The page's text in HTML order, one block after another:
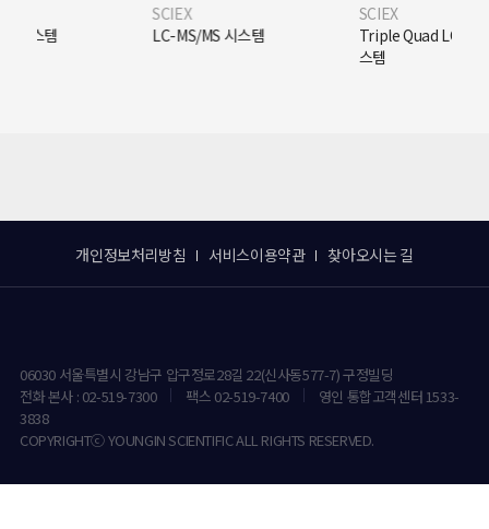
시스템
SCIEX
LC-MS/MS 시스템
SCIEX
Triple Quad LC-
스템
개인정보처리방침 서비스이용약관 찾아오시는 길
06030 서울특별시 강남구 압구정로28길 22(신사동577-7) 구정빌딩
전화 본사 : 02-519-7300
팩스 02-519-7400
영인 통합고객센터 1533-
3838
COPYRIGHTⓒ YOUNGIN SCIENTIFIC ALL RIGHTS RESERVED.